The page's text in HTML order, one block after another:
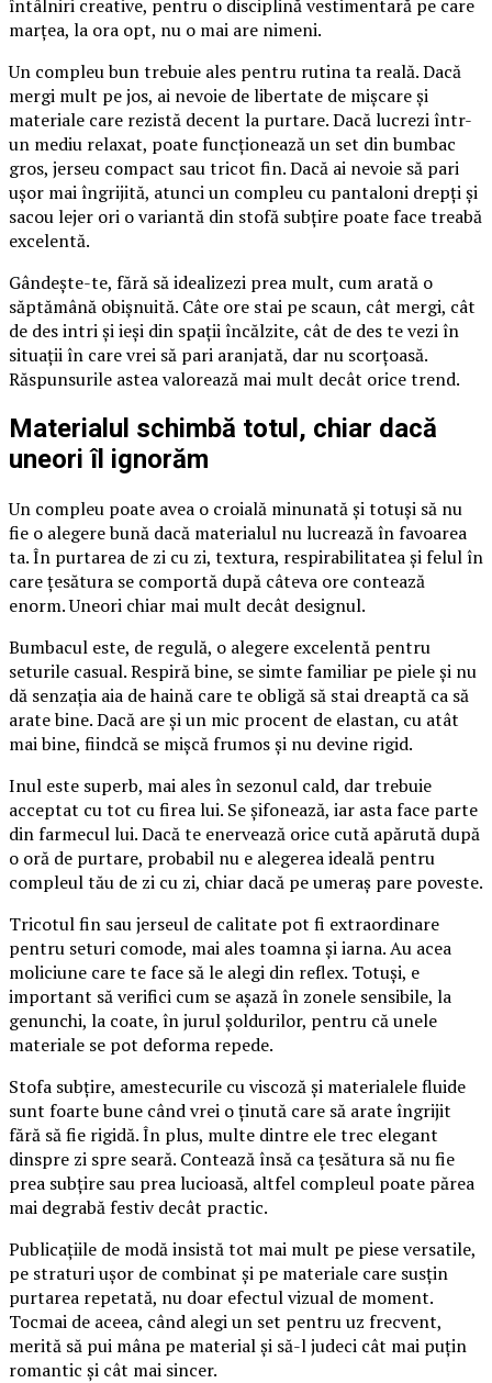
întâlniri creative, pentru o disciplină vestimentară pe care
marțea, la ora opt, nu o mai are nimeni.
Un compleu bun trebuie ales pentru rutina ta reală. Dacă
mergi mult pe jos, ai nevoie de libertate de mișcare și
materiale care rezistă decent la purtare. Dacă lucrezi într-
un mediu relaxat, poate funcționează un set din bumbac
gros, jerseu compact sau tricot fin. Dacă ai nevoie să pari
ușor mai îngrijită, atunci un compleu cu pantaloni drepți și
sacou lejer ori o variantă din stofă subțire poate face treabă
excelentă.
Gândește-te, fără să idealizezi prea mult, cum arată o
săptămână obișnuită. Câte ore stai pe scaun, cât mergi, cât
de des intri și ieși din spații încălzite, cât de des te vezi în
situații în care vrei să pari aranjată, dar nu scorțoasă.
Răspunsurile astea valorează mai mult decât orice trend.
Materialul schimbă totul, chiar dacă
uneori îl ignorăm
Un compleu poate avea o croială minunată și totuși să nu
fie o alegere bună dacă materialul nu lucrează în favoarea
ta. În purtarea de zi cu zi, textura, respirabilitatea și felul în
care țesătura se comportă după câteva ore contează
enorm. Uneori chiar mai mult decât designul.
Bumbacul este, de regulă, o alegere excelentă pentru
seturile casual. Respiră bine, se simte familiar pe piele și nu
dă senzația aia de haină care te obligă să stai dreaptă ca să
arate bine. Dacă are și un mic procent de elastan, cu atât
mai bine, fiindcă se mișcă frumos și nu devine rigid.
Inul este superb, mai ales în sezonul cald, dar trebuie
acceptat cu tot cu firea lui. Se șifonează, iar asta face parte
din farmecul lui. Dacă te enervează orice cută apărută după
o oră de purtare, probabil nu e alegerea ideală pentru
compleul tău de zi cu zi, chiar dacă pe umeraș pare poveste.
Tricotul fin sau jerseul de calitate pot fi extraordinare
pentru seturi comode, mai ales toamna și iarna. Au acea
moliciune care te face să le alegi din reflex. Totuși, e
important să verifici cum se așază în zonele sensibile, la
genunchi, la coate, în jurul șoldurilor, pentru că unele
materiale se pot deforma repede.
Stofa subțire, amestecurile cu viscoză și materialele fluide
sunt foarte bune când vrei o ținută care să arate îngrijit
fără să fie rigidă. În plus, multe dintre ele trec elegant
dinspre zi spre seară. Contează însă ca țesătura să nu fie
prea subțire sau prea lucioasă, altfel compleul poate părea
mai degrabă festiv decât practic.
Publicațiile de modă insistă tot mai mult pe piese versatile,
pe straturi ușor de combinat și pe materiale care susțin
purtarea repetată, nu doar efectul vizual de moment.
Tocmai de aceea, când alegi un set pentru uz frecvent,
merită să pui mâna pe material și să-l judeci cât mai puțin
romantic și cât mai sincer.